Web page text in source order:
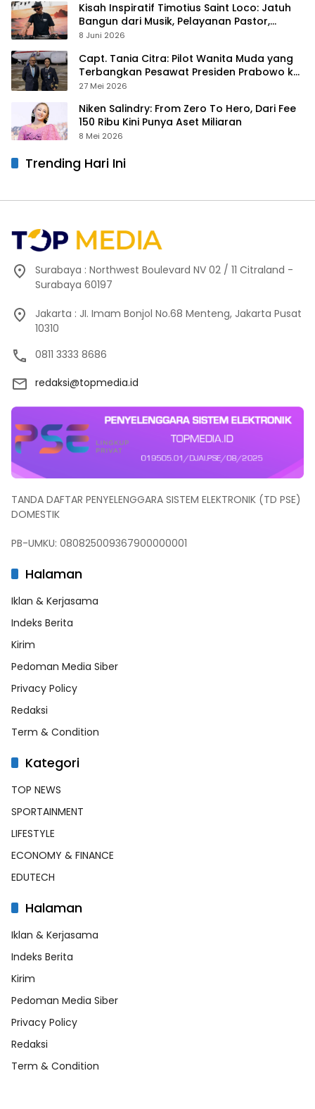
Kisah Inspiratif Timotius Saint Loco: Jatuh
Bangun dari Musik, Pelayanan Pastor,
hingga Gurita Bisnis Sambal Babon
8 Juni 2026
Capt. Tania Citra: Pilot Wanita Muda yang
Terbangkan Pesawat Presiden Prabowo ke
Prancis
27 Mei 2026
Niken Salindry: From Zero To Hero, Dari Fee
150 Ribu Kini Punya Aset Miliaran
8 Mei 2026
Trending Hari Ini
Surabaya : Northwest Boulevard NV 02 / 11 Citraland -
Surabaya 60197
Jakarta : JI. Imam Bonjol No.68 Menteng, Jakarta Pusat
10310
0811 3333 8686
redaksi@topmedia.id
TANDA DAFTAR PENYELENGGARA SISTEM ELEKTRONIK (TD PSE)
DOMESTIK
PB-UMKU: 080825009367900000001
Halaman
Iklan & Kerjasama
Indeks Berita
Kirim
Pedoman Media Siber
Privacy Policy
Redaksi
Term & Condition
Kategori
TOP NEWS
SPORTAINMENT
LIFESTYLE
ECONOMY & FINANCE
EDUTECH
Halaman
Iklan & Kerjasama
Indeks Berita
Kirim
Pedoman Media Siber
Privacy Policy
Redaksi
Term & Condition